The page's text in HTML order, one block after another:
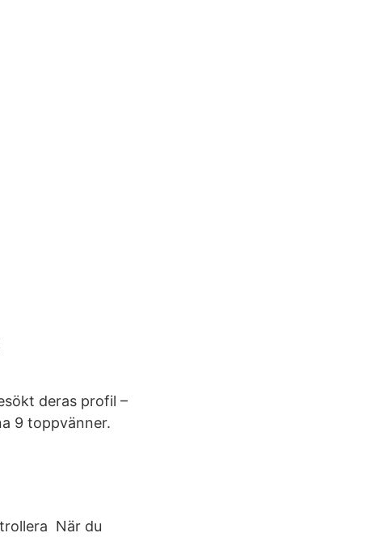
deras profil –
9 toppvänner.
När du